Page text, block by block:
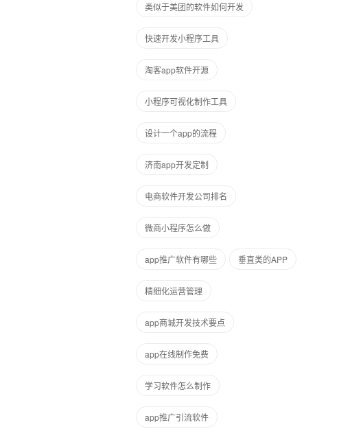
类似于美团的软件如何开发
快速开发小程序工具
淘客app软件开源
小程序可视化制作工具
设计一个app的流程
济南app开发定制
电商软件开发公司排名
微商小程序怎么做
app推广软件有哪些 垂直类的APP
精细化运营管理
app商城开发技术要点
app在线制作免费
学习软件怎么制作
app推广引流软件